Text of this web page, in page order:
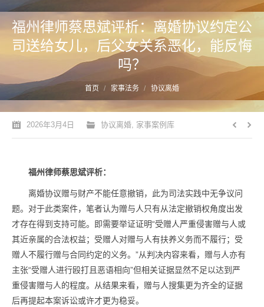
福州律师蔡思斌评析：离婚协议约定公
司送给女儿，后父女关系恶化，能反悔
吗？
您的位置： 首页 家事法务 协议离婚
2026年3月4日 协议离婚, 家事案例库
福州律师蔡思斌评析：
离婚协议赠与财产不能任意撤销，此为司法实践中无争议问
题。对于此类案件，笔者认为赠与人只有从法定撤销权角度出发
才存在得到支持可能。即需要举证证明“受赠人严重侵害赠与人或
其近亲属的合法权益；受赠人对赠与人有扶养义务而不履行；受
赠人不履行赠与合同约定的义务。”从判决内容来看，赠与人亦有
主张“受赠人进行殴打且恶语相向”但相关证据显然不足以达到严
重侵害赠与人的程度。从结果来看，赠与人搜集更为齐全的证据
后再提起本案诉讼或许才更为稳妥。